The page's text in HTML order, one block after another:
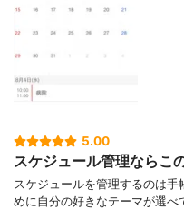
5.00
スケジュール管理ならこ
スケジュールを管理するのは
めに自分の好きなテーマが選